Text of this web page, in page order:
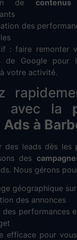
pour
à Barberaz
de contact :
à
et vos objectifs.
local, analyse de
d’une
sur-
et à votre
.
de
technique
pour mobile/
& mise en ligne :
des